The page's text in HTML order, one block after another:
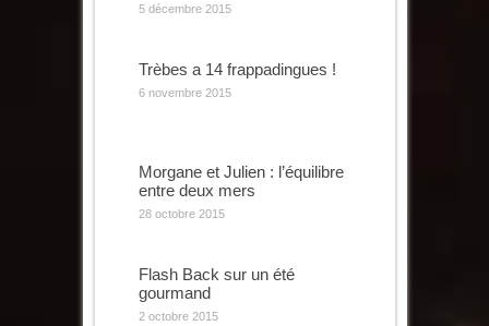
5 décembre 2015
Trèbes a 14 frappadingues !
6 novembre 2015
Morgane et Julien : l’équilibre
entre deux mers
28 octobre 2015
Flash Back sur un été
gourmand
2 octobre 2015